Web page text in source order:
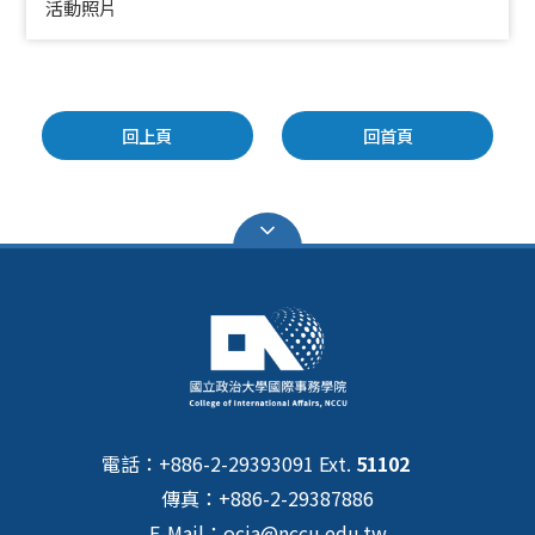
活動照片
回上頁 回首頁
電話：+886-2-29393091 Ext. 51102
傳真：+886-2-29387886